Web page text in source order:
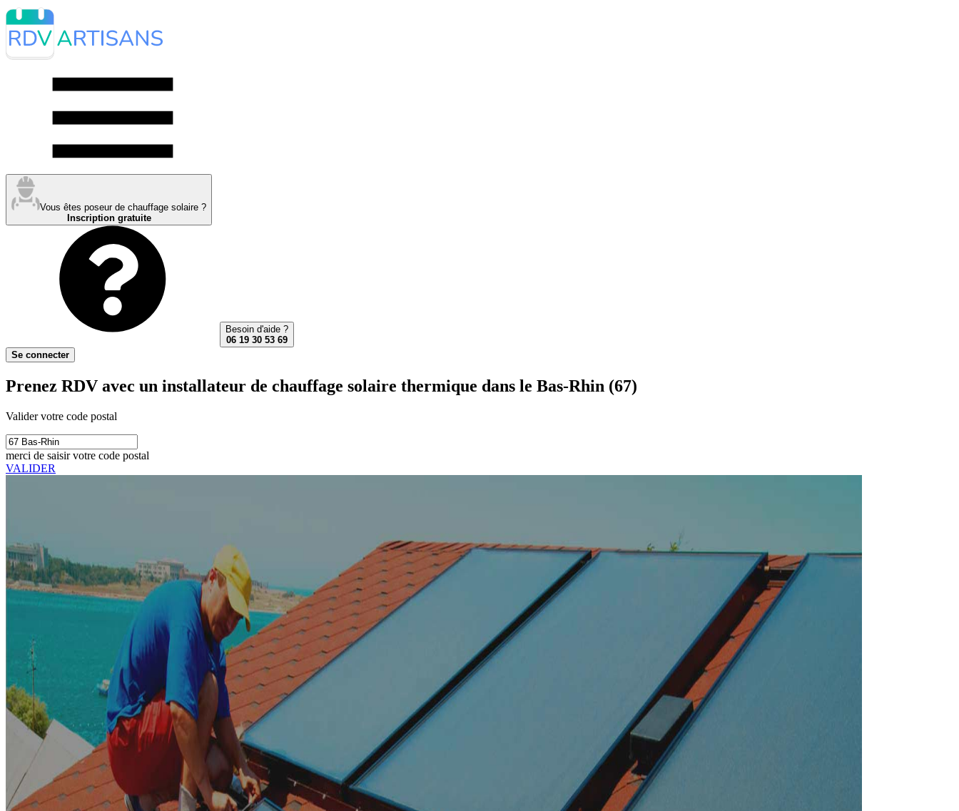
Vous êtes poseur de chauffage solaire ?
Inscription gratuite
Besoin d'aide ?
06 19 30 53 69
Se connecter
Prenez RDV avec un installateur de chauffage solaire thermique dans le Bas-Rhin (67)
Valider votre code postal
merci de saisir votre code postal
VALIDER